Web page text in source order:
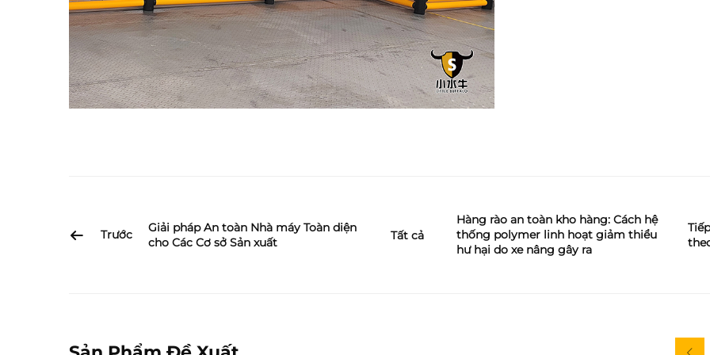
Trước
Giải pháp An toàn Nhà máy Toàn diện
cho Các Cơ sở Sản xuất
Tất cả
Hàng rào an toàn kho hàng: Cách hệ
thống polymer linh hoạt giảm thiểu
hư hại do xe nâng gây ra
Tiếp